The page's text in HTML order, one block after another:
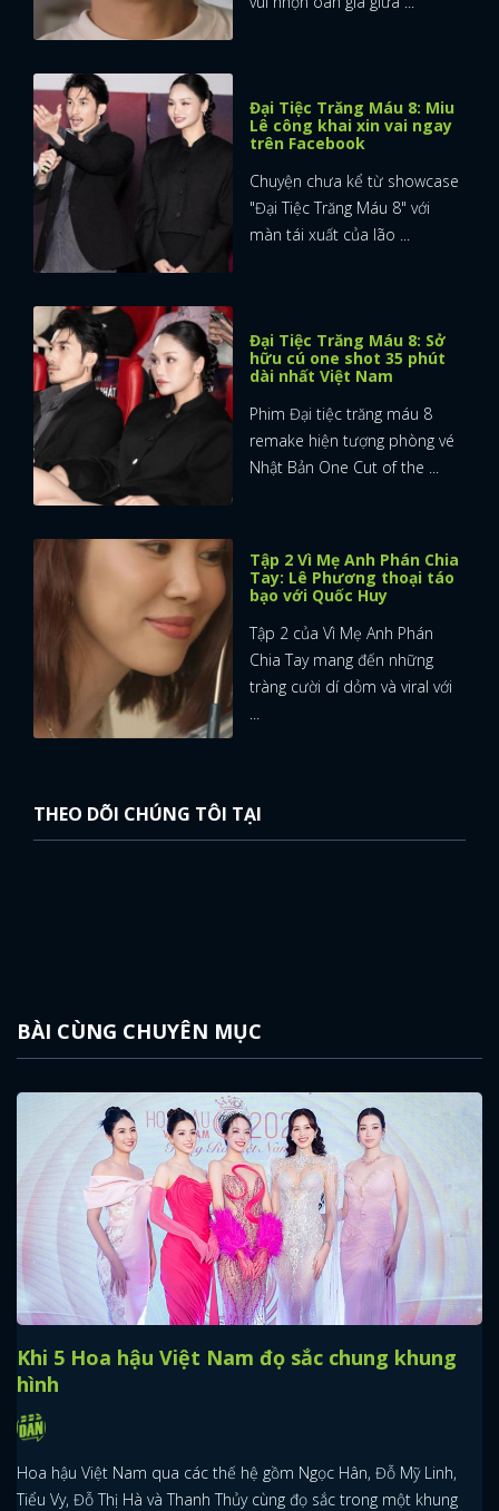
Đại Tiệc Trăng Máu 8: Miu
Lê công khai xin vai ngay
trên Facebook
Chuyện chưa kể từ showcase
"Đại Tiệc Trăng Máu 8" với
màn tái xuất của lão ...
Đại Tiệc Trăng Máu 8: Sở
hữu cú one shot 35 phút
dài nhất Việt Nam
Phim Đại tiệc trăng máu 8
remake hiện tượng phòng vé
Nhật Bản One Cut of the ...
Tập 2 Vì Mẹ Anh Phán Chia
Tay: Lê Phương thoại táo
bạo với Quốc Huy
Tập 2 của Vì Mẹ Anh Phán
Chia Tay mang đến những
tràng cười dí dỏm và viral với
...
THEO DÕI CHÚNG TÔI TẠI
BÀI CÙNG CHUYÊN MỤC
Khi 5 Hoa hậu Việt Nam đọ sắc chung khung
hình
Hoa hậu Việt Nam qua các thế hệ gồm Ngọc Hân, Đỗ Mỹ Linh,
Tiểu Vy, Đỗ Thị Hà và Thanh Thủy cùng đọ sắc trong một khung